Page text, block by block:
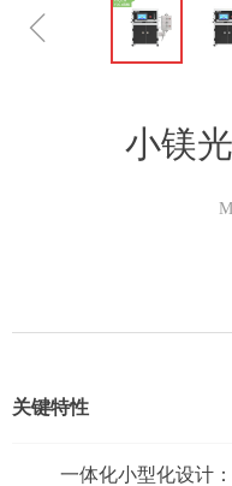
ꁆ
小镁
关键特性
一体化小型化设计